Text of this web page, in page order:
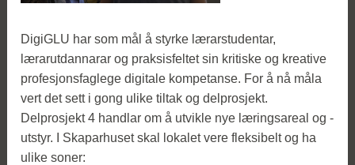
DigiGLU har som mål å styrke lærarstudentar,
lærarutdannarar og praksisfeltet sin kritiske og kreative
profesjonsfaglege digitale kompetanse. For å nå måla
vert det sett i gong ulike tiltak og delprosjekt.
Delprosjekt 4 handlar om å utvikle nye læringsareal og -
utstyr. I Skaparhuset skal lokalet vere fleksibelt og ha
ulike soner: